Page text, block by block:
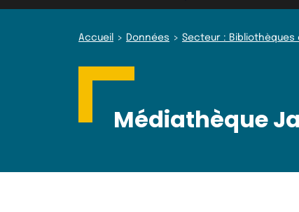
Accueil Données Secteur : Bibliothèques
Médiathèque